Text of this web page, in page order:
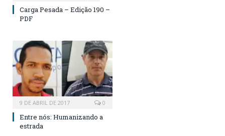
Carga Pesada – Edição 190 –
PDF
9 DE ABRIL DE 2017 0
Entre nós: Humanizando a
estrada